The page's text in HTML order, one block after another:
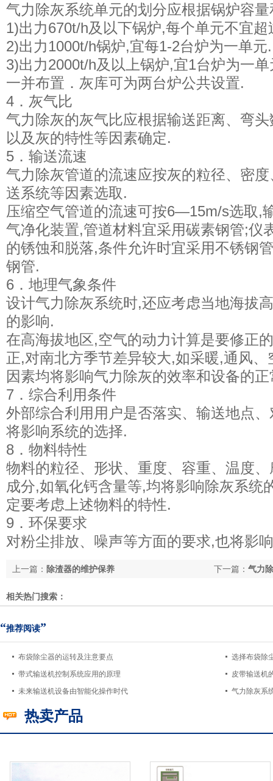
气力除灰系统单元的划分应根据锅炉容
1)出力670t/h及以下锅炉,每个单元不宜超
2)出力1000t/h锅炉,宜每1-2台炉为一单元.
3)出力2000t/h及以上锅炉,宜1台炉为一
一并布置．灰库可为两台炉公共设置.
4．灰气比
气力除灰的灰气比应根据输送距离、弯
以及灰的特性等因素确定.
5．输送流速
气力除灰管道的流速应按灰的粒径、密
送系统等因素选取.
压缩空气管道的流速可按6—15m/s选取,
气净化装置,管道材料宜采用碳素钢管;仪
的锈蚀和脱落,条件允许时宜采用不锈钢
钢管.
6．地理气象条件
设计气力除灰系统时,还应考虑当地海拔
的影响.
在高海拔地区,空气的动力计算是要修正
正,对南北方季节差异较大,如采暖,通风
因素均将影响气力除灰的效率和设备的
7．综合利用条件
外部综合利用用户是否落实、输送地点
将影响系统的选择.
8．物料特性
物料的粒径、形状、重度、容重、温度
成分,如氧化钙含量等,均将影响除灰系统
定要考虑上述物料的特性.
9．环保要求
对粉尘排放、噪声等方面的要求,也将影
下一篇： 气力
上一篇： 除渣器的维护保养
相关热门搜索：
“推荐阅读”
布袋除尘器的运转及注意要点
选择布袋除
带式输送机控制系统应用的原理
皮带输送机
未来输送机设备由智能化操作时代
气力除灰系
热卖产品